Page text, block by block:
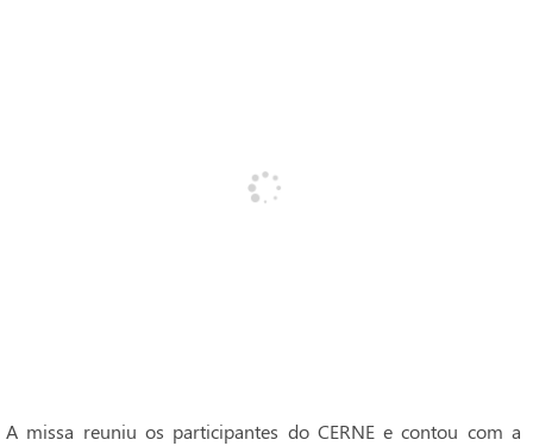
A missa reuniu os participantes do CERNE e contou com a